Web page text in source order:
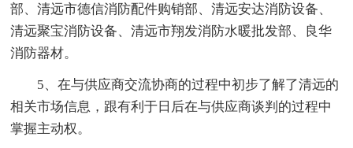
部、清远市德信消防配件购销部、清远安达消防设备、
清远聚宝消防设备、清远市翔发消防水暖批发部、良华
消防器材。
5、在与供应商交流协商的过程中初步了解了清远的
相关市场信息，跟有利于日后在与供应商谈判的过程中
掌握主动权。